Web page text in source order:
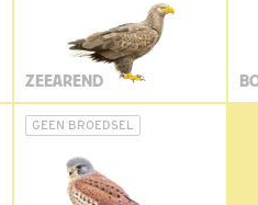
ZEEAREND
GEEN BROEDSEL